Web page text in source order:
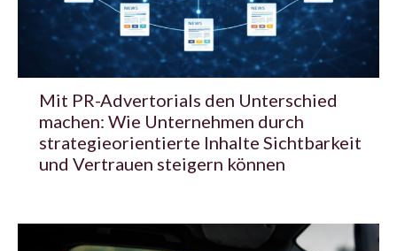
Mit PR-Advertorials den Unterschied
machen: Wie Unternehmen durch
strategieorientierte Inhalte Sichtbarkeit
und Vertrauen steigern können